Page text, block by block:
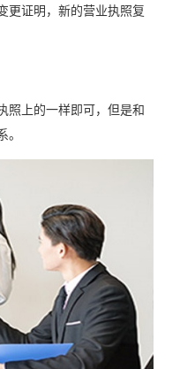
更证明，新的营业执照复
照上的一样即可，但是和